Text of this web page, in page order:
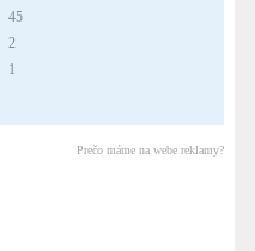
45
2
1
Prečo máme na webe reklamy?